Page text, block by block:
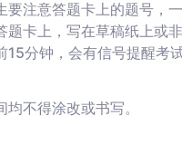
注意答题卡上的题号，
卡上，写在草稿纸上或
分钟，会有信号提醒考
不得涂改或书写。